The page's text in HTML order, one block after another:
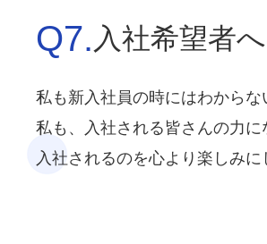
Q7. 入社希望者
私も新入社員の時にはわから
私も、入社される皆さんの力に
入社されるのを心より楽しみに